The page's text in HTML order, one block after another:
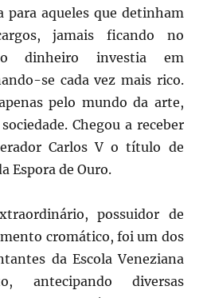
para aqueles que detinham
jamais ficando no
dinheiro investia em
se cada vez mais rico.
pelo mundo da arte,
Chegou a receber
Carlos V o título de
Espora de Ouro.
possuidor de
cromático, foi um dos
da Escola Veneziana
antecipando diversas